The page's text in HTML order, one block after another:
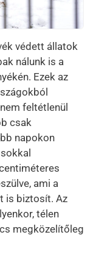
védett állatok
nálunk is a
Ezek az
feltétlenül
csak
napokon
ami a
is biztosít. Az
télen
megközelítőleg